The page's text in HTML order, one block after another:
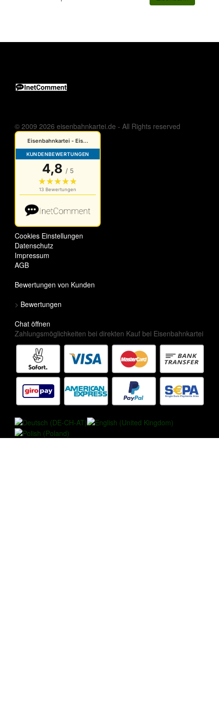
© 2009 2026 eisenbahnkartei.de - All Rights reserved
Cookies Einstellungen
Datenschutz
Impressum
AGB
Bewertungen von Kunden
> Bewertungen
Chat öffnen
Zahlungsmöglichkeiten bei direkten Kauf bei Eisenbahnkartei